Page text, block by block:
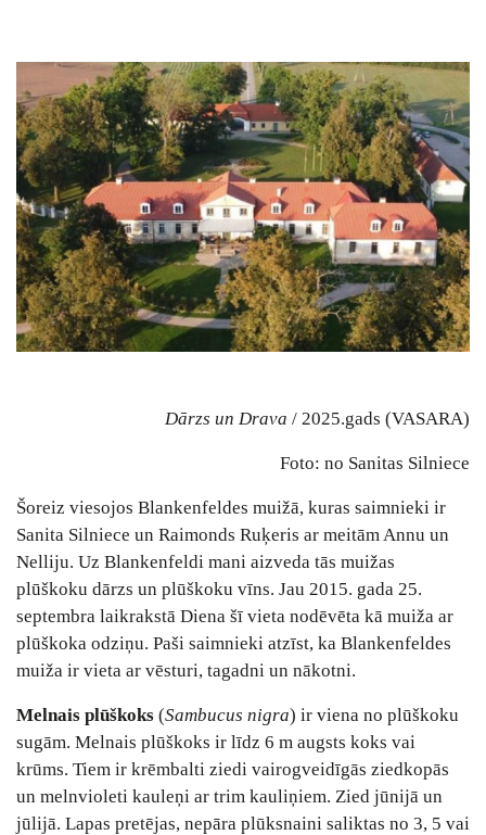
Dārzs un Drava / 2025.gads (VASARA)
Foto: no Sanitas Silniece
Šoreiz viesojos Blankenfeldes muižā, kuras saimnieki ir
Sanita Silniece un Raimonds Ruķeris ar meitām Annu un
Nelliju. Uz Blankenfeldi mani aizveda tās muižas
plūškoku dārzs un plūškoku vīns. Jau 2015. gada 25.
septembra laikrakstā Diena šī vieta nodēvēta kā muiža ar
plūškoka odziņu. Paši saimnieki atzīst, ka Blankenfeldes
muiža ir vieta ar vēsturi, tagadni un nākotni.
Melnais plūškoks (Sambucus nigra) ir viena no plūškoku
sugām. Melnais plūškoks ir līdz 6 m augsts koks vai
krūms. Tiem ir krēmbalti ziedi vairogveidīgās ziedkopās
un melnvioleti kauleņi ar trim kauliņiem. Zied jūnijā un
jūlijā. Lapas pretējas, nepāra plūksnaini saliktas no 3, 5 vai